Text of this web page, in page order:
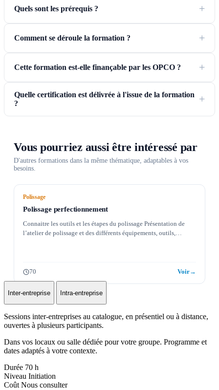
Quels sont les prérequis ?
Comment se déroule la formation ?
Cette formation est-elle finançable par les OPCO ?
Quelle certification est délivrée à l'issue de la formation
?
Vous pourriez aussi être intéressé par
D'autres formations dans la même thématique, adaptables à vos
besoins.
Polissage
Polissage perfectionnement
Connaitre les outils et les étapes du polissage Présentation de
l’atelier de polissage et des différents équipements, outils,…
70 Voir→
Inter-entreprise Intra-entreprise
Sessions inter-entreprises au catalogue, en présentiel ou à distance,
ouvertes à plusieurs participants.
Dans vos locaux ou salle dédiée pour votre groupe. Programme et
dates adaptés à votre contexte.
Durée 70 h
Niveau Initiation
Coût Nous consulter